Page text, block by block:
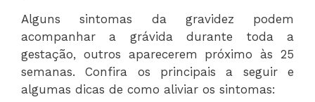
Alguns sintomas da gravidez podem
acompanhar a grávida durante toda a
gestação, outros aparecerem próximo às 25
semanas. Confira os principais a seguir e
algumas dicas de como aliviar os sintomas: